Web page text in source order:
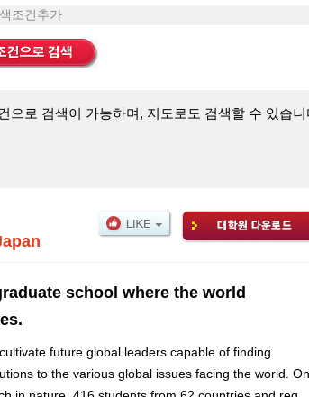
조건추가
으로 검색이 가능하며, 지도로도 검색할 수 있습니
school where the world
future global leaders capable of finding
to the various global issues facing the world. On